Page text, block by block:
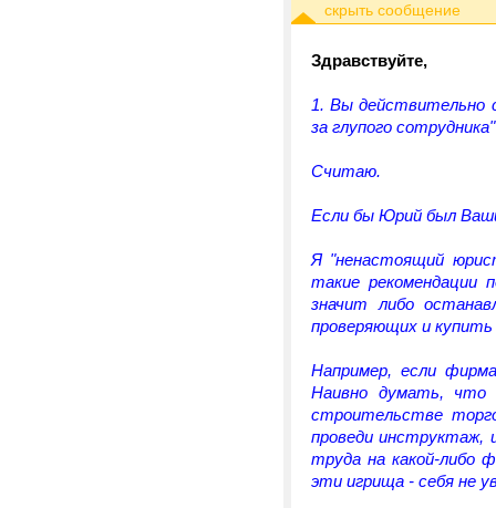
Здравствуйте,
1. Вы действительно
за глупого
Считаю.
Если бы Юрий был
Я "ненастоящий
такие рекомендации
значит либо
проверяющих и купить
Например, если
Наивно думать, что
строительстве
проведи инструктаж,
труда на какой-либо
эти игрища - себя не